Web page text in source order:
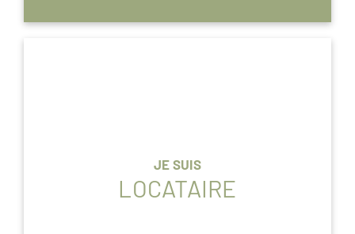
JE SUIS
LOCATAIRE